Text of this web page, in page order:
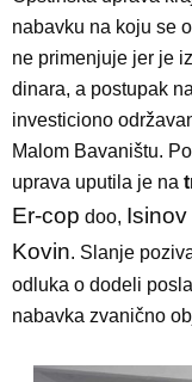
nabavku na koju se
ne primenjuje jer je
dinara, a postupak
investiciono
Malom Bavaništu.
uprava uputila je na
Er-cop doo,
Kovin. Slanje
odluka o dodeli
nabavka zvanično